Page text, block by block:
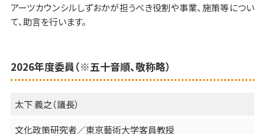
アーツカウンシルしずおかが担うべき役割や事業、施策等につい
て、助言を行います。
2026年度委員（※五十音順、敬称略）
太下 義之（議長）
文化政策研究者／東京藝術大学客員教授